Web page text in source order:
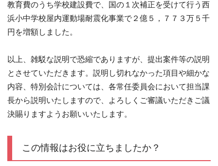
教育費のうち学校建設費で、国の１次補正を受けて行う西
浜小中学校屋内運動場耐震化事業で２億５，７７３万５千
円を増額しました。
以上、雑駁な説明で恐縮でありますが、提出案件等の説明
とさせていただきます。説明し切れなかった項目や細かな
内容、特別会計については、各常任委員会において担当課
長から説明いたしますので、よろしくご審議いただきご議
決賜りますようお願いいたします。
この情報はお役に立ちましたか？